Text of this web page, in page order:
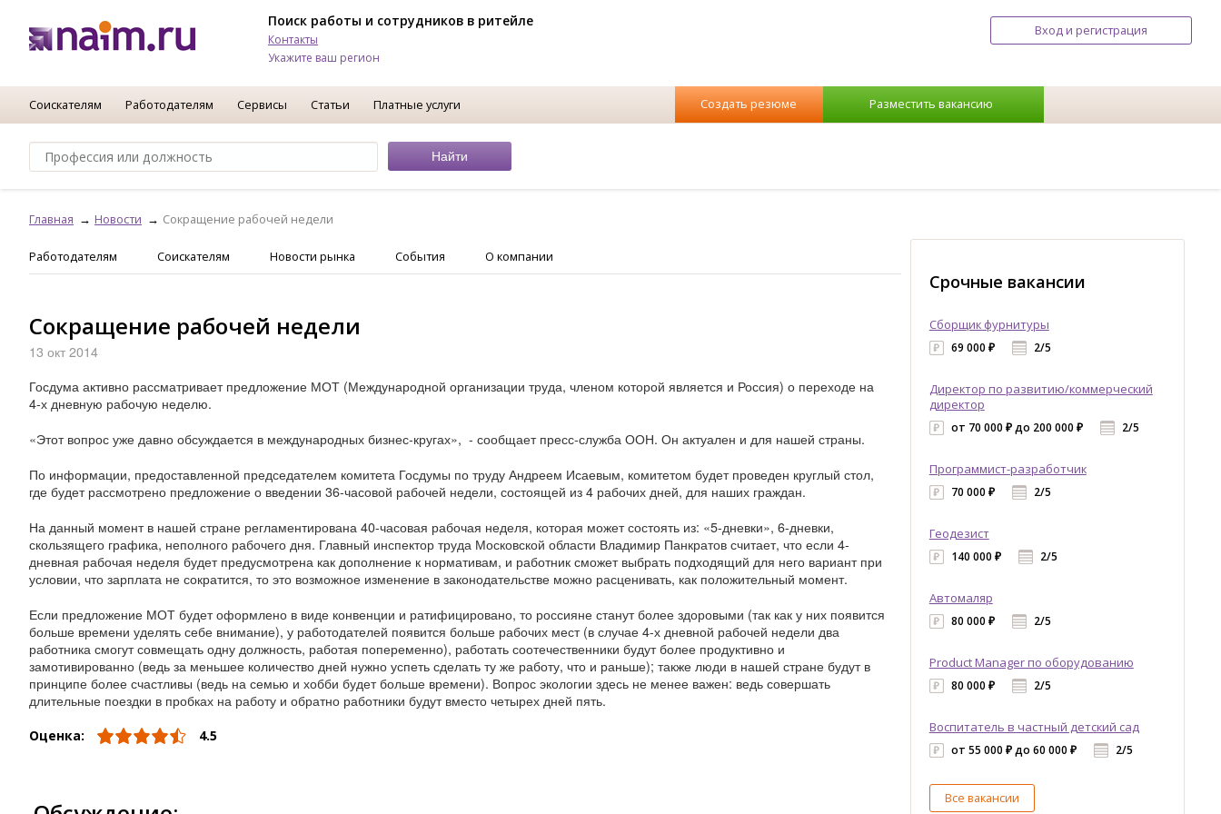
Поиск работы и сотрудников в ритейле
Контакты
Укажите ваш регион
Вход и регистрация
Соискателям Работодателям Сервисы Статьи Платные услуги Создать резюме Разместить вакансию
Главная Новости Сокращение рабочей недели
Работодателям Соискателям Новости рынка События О компании
Сокращение рабочей недели
13 окт 2014
Госдума активно рассматривает предложение МОТ (Международной организации труда, членом которой является и Россия) о переходе на
4-х дневную рабочую неделю.
«Этот вопрос уже давно обсуждается в международных бизнес-кругах», - сообщает пресс-служба ООН. Он актуален и для нашей страны.
По информации, предоставленной председателем комитета Госдумы по труду Андреем Исаевым, комитетом будет проведен круглый стол,
где будет рассмотрено предложение о введении 36-часовой рабочей недели, состоящей из 4 рабочих дней, для наших граждан.
На данный момент в нашей стране регламентирована 40-часовая рабочая неделя, которая может состоять из: «5-дневки», 6-дневки,
скользящего графика, неполного рабочего дня. Главный инспектор труда Московской области Владимир Панкратов считает, что если 4-
дневная рабочая неделя будет предусмотрена как дополнение к нормативам, и работник сможет выбрать подходящий для него вариант при
условии, что зарплата не сократится, то это возможное изменение в законодательстве можно расценивать, как положительный момент.
Если предложение МОТ будет оформлено в виде конвенции и ратифицировано, то россияне станут более здоровыми (так как у них появится
больше времени уделять себе внимание), у работодателей появится больше рабочих мест (в случае 4-х дневной рабочей недели два
работника смогут совмещать одну должность, работая попеременно), работать соотечественники будут более продуктивно и
замотивированно (ведь за меньшее количество дней нужно успеть сделать ту же работу, что и раньше); также люди в нашей стране будут в
принципе более счастливы (ведь на семью и хобби будет больше времени). Вопрос экологии здесь не менее важен: ведь совершать
длительные поездки в пробках на работу и обратно работники будут вместо четырех дней пять.
Оценка: 4.5
Срочные вакансии
Сборщик фурнитуры
69 000 ₽ 2/5
Директор по развитию/коммерческий
директор
от 70 000 ₽ до 200 000 ₽ 2/5
Программист-разработчик
70 000 ₽ 2/5
Геодезист
140 000 ₽ 2/5
Автомаляр
80 000 ₽ 2/5
Product Manager по оборудованию
80 000 ₽ 2/5
Воспитатель в частный детский сад
от 55 000 ₽ до 60 000 ₽ 2/5
Все вакансии